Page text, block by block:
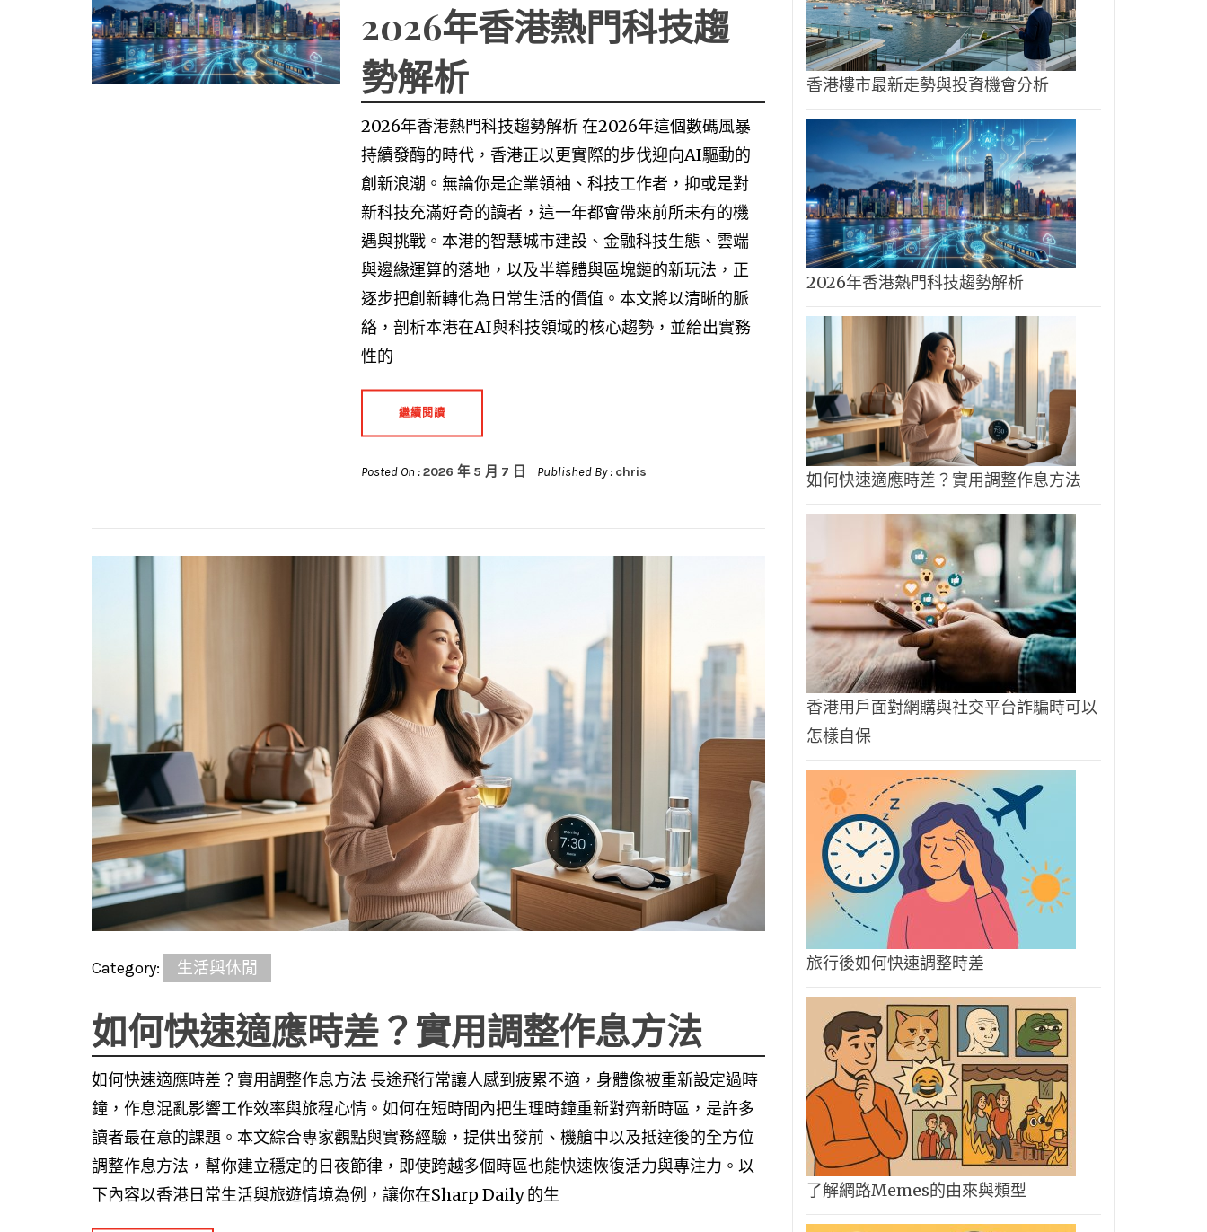
2026年香港熱門科技趨
勢解析
2026年香港熱門科技趨勢解析 在2026年這個數碼風暴
持續發酶的時代，香港正以更實際的步伐迎向AI驅動的
創新浪潮。無論你是企業領袖、科技工作者，抑或是對
新科技充滿好奇的讀者，這一年都會帶來前所未有的機
遇與挑戰。本港的智慧城市建設、金融科技生態、雲端
與邊緣運算的落地，以及半導體與區塊鏈的新玩法，正
逐步把創新轉化為日常生活的價值。本文將以清晰的脈
絡，剖析本港在AI與科技領域的核心趨勢，並給出實務
性的
繼續閱讀
Posted On :2026 年 5 月 7 日 Published By : chris
Category: 生活與休閒
如何快速適應時差？實用調整作息方法
如何快速適應時差？實用調整作息方法 長途飛行常讓人感到疲累不適，身體像被重新設定過時
鐘，作息混亂影響工作效率與旅程心情。如何在短時間內把生理時鐘重新對齊新時區，是許多
讀者最在意的課題。本文綜合專家觀點與實務經驗，提供出發前、機艙中以及抵達後的全方位
調整作息方法，幫你建立穩定的日夜節律，即使跨越多個時區也能快速恢復活力與專注力。以
下內容以香港日常生活與旅遊情境為例，讓你在Sharp Daily 的生
香港樓市最新走勢與投資機會分析
2026年香港熱門科技趨勢解析
如何快速適應時差？實用調整作息方法
香港用戶面對網購與社交平台詐騙時可以
怎樣自保
旅行後如何快速調整時差
了解網路Memes的由來與類型